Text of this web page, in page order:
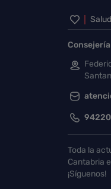
Toda la
Cantabria
¡Síguenos!